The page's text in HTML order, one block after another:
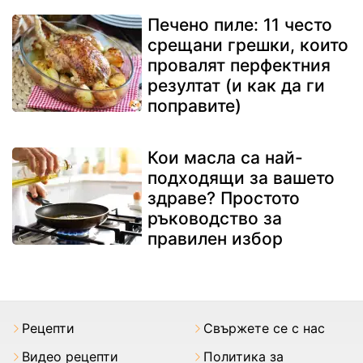
Печено пиле: 11 често
срещани грешки, които
провалят перфектния
резултат (и как да ги
поправите)
Кои масла са най-
подходящи за вашето
здраве? Простото
ръководство за
правилен избор
Рецепти
Видео рецепти
Свържете се с нас
Политика за